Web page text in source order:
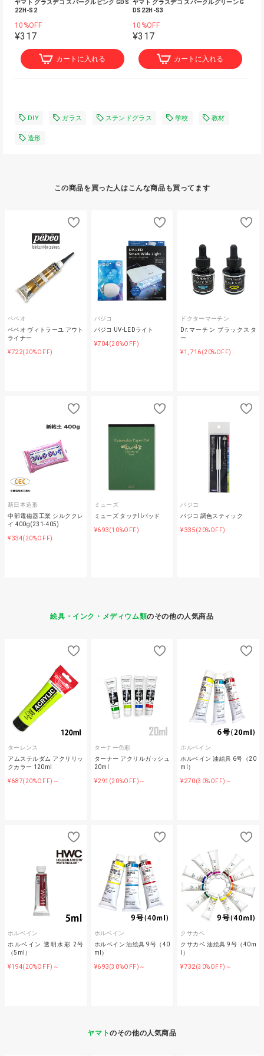
ヤマト グラスデコ スパークルピンク GDS
22H-S2
10%OFF
¥317
カートに入れる
ヤマト グラスデコ スパークルグリーン G
DS22H-S3
10%OFF
¥317
カートに入れる
DIY ガラス ステンドグラス 学校 教材
造形
この商品を買った人はこんな商品も買ってます
ペベオ
ペベオ ヴィトラーユ アウト
ライナー
¥722(20%OFF)
パジコ
パジコ UV-LEDライト
¥704(20%OFF)
ドクターマーチン
Dr.マーチン ブラックスタ
ー
¥1,716(20%OFF)
新日本造形
中部電磁器工業 シルククレ
イ 400g(231-405)
¥334(20%OFF)
ミューズ
ミューズ タッチIIパッド
¥693(10%OFF)
パジコ
パジコ 調色スティック
¥335(20%OFF)
絵具・インク・メディウム類のその他の人気商品
ターレンス
アムステルダム アクリリッ
クカラー 120ml
¥687(20%OFF)～
ターナー色彩
ターナー アクリルガッシュ
20ml
¥291 (20%OFF)～
ホルベイン
ホルベイン 油絵具 6号（20
ml）
¥270(30%OFF)～
ホルベイン
ホルベイン 透明水彩 2号
（5ml）
¥194(20%OFF)～
ホルベイン
ホルベイン 油絵具 9号（40
ml）
¥693(30%OFF)～
クサカベ
クサカベ 油絵具 9号（40m
l）
¥732(30%OFF)～
ヤマトのその他の人気商品